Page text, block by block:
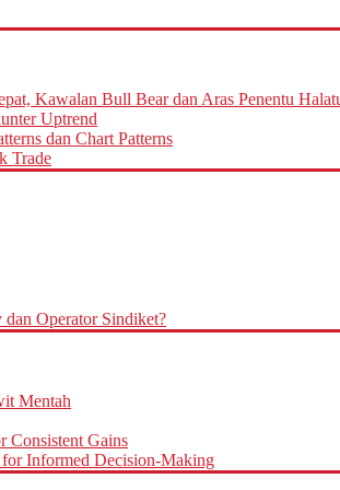
Kawalan Bull Bear dan Aras Penentu
Uptrend
dan Chart Patterns
Trade
Operator Sindiket?
Mentah
Consistent Gains
for Informed Decision-Making